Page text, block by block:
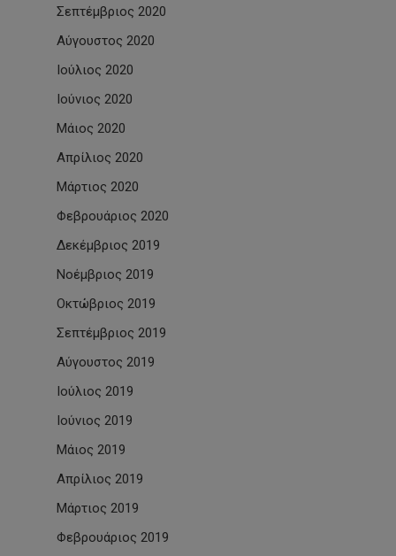
Σεπτέμβριος 2020
Αύγουστος 2020
Ιούλιος 2020
Ιούνιος 2020
Μάιος 2020
Απρίλιος 2020
Μάρτιος 2020
Φεβρουάριος 2020
Δεκέμβριος 2019
Νοέμβριος 2019
Οκτώβριος 2019
Σεπτέμβριος 2019
Αύγουστος 2019
Ιούλιος 2019
Ιούνιος 2019
Μάιος 2019
Απρίλιος 2019
Μάρτιος 2019
Φεβρουάριος 2019